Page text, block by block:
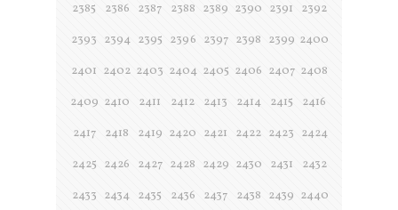
2385
2386 2387 2388 2389 2390 2391
2392
2393 2394 2395 2396 2397 2398 2399 2400
2401 2402 2403 2404 2405 2406 2407 2408
2409 2410 2411 2412 2413 2414 2415
2416
2417
2418 2419 2420 2421 2422 2423 2424
2425 2426 2427 2428 2429 2430 2431
2432
2433 2434 2435 2436 2437 2438 2439 2440